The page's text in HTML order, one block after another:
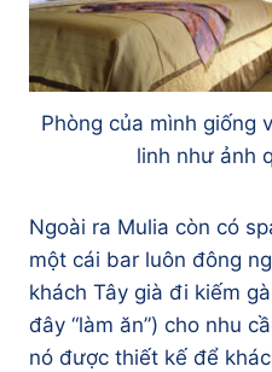
Phòng của mình giống
linh như ảnh
Ngoài ra Mulia còn có
một cái bar luôn đông
khách Tây già đi kiếm
đây “làm ăn”) cho nhu
nó được thiết kế để